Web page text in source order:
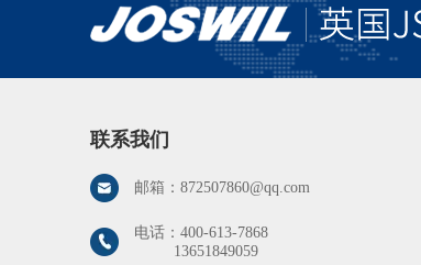
象。 二、镀锌层的厚度测量。槽
以使用测厚仪。 三、槽道承载力检
联系我们
邮箱： 872507860@qq.com
电话： 400-613-7868
13651849059